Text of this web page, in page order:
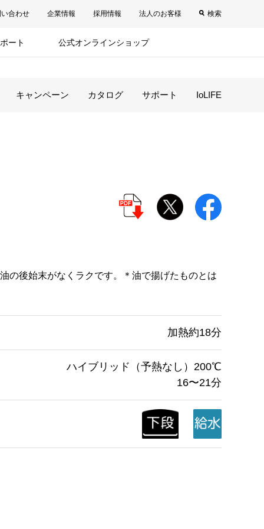
合わせ 企業情報 採用情報 法人のお客様 検索
ート 公式オンラインショップ
キャンペーン カタログ サポート IoLIFE
の後始末がなくラクです。＊油で揚げたものとは
加熱約18分
ハイブリッド（予熱なし）200℃
16〜21分